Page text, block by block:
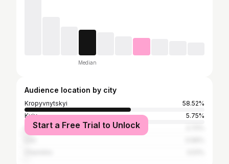
Median
Audience location by city
Kropyvnytskyi
58.52%
Kyiv
5.75%
Odesa
Start a Free Trial to Unlock